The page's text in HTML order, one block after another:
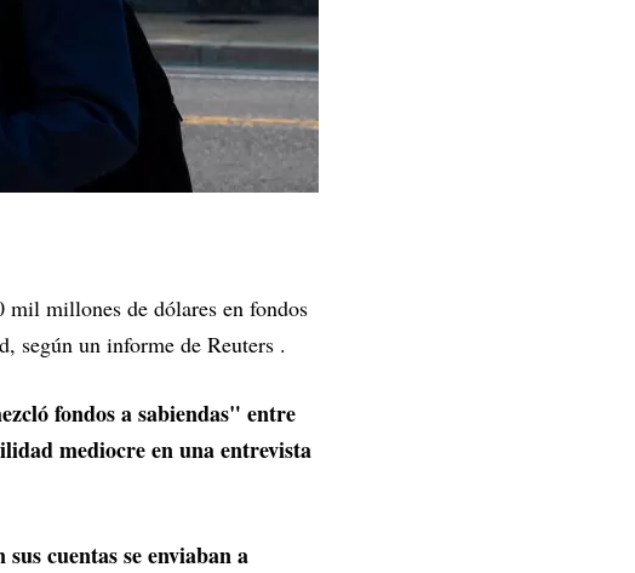
mil millones de dólares en fondos
según un informe de Reuters .
fondos a sabiendas" entre
mediocre en una entrevista
cuentas se enviaban a